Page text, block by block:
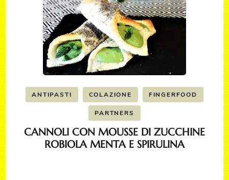
ANTIPASTI COLAZIONE FINGERFOOD
PARTNERS
CANNOLI CON MOUSSE DI ZUCCHINE
ROBIOLA MENTA E SPIRULINA